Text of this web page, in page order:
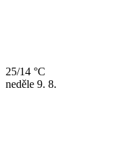
25/14 °C
neděle 9. 8.